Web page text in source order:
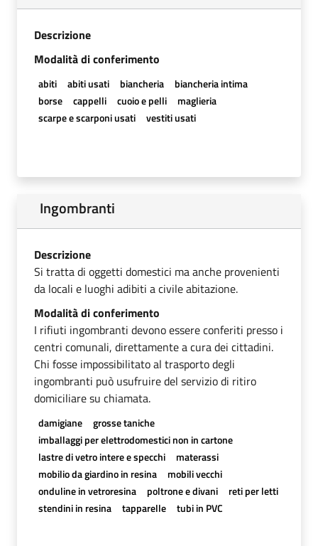
Descrizione
Modalità di conferimento
abiti abiti usati biancheria
biancheria intima
borse
cappelli cuoio e pelli
maglieria
scarpe e scarponi usati
vestiti usati
Ingombranti
Descrizione
Si tratta di oggetti domestici ma anche provenienti
da locali e luoghi adibiti a civile abitazione.
Modalità di conferimento
I rifiuti ingombranti devono essere conferiti presso i
centri comunali, direttamente a cura dei cittadini.
Chi fosse impossibilitato al trasporto degli
ingombranti può usufruire del servizio di ritiro
domiciliare su chiamata.
damigiane
grosse taniche
imballaggi per elettrodomestici non in cartone
lastre di vetro intere e specchi
materassi
mobilio da giardino in resina
mobili vecchi
onduline in vetroresina
poltrone e divani
reti per letti
stendini in resina
tapparelle tubi in PVC